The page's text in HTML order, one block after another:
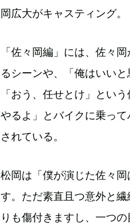
岡広大がキャスティング。
「佐々岡編」には、佐々
るシーンや、「俺はいい
「おう、任せとけ」とい
やるよ」とバイクに乗っ
されている。
松岡は「僕が演じた佐々
す。ただ素直且つ意外と
りも傷付きますし、一つ